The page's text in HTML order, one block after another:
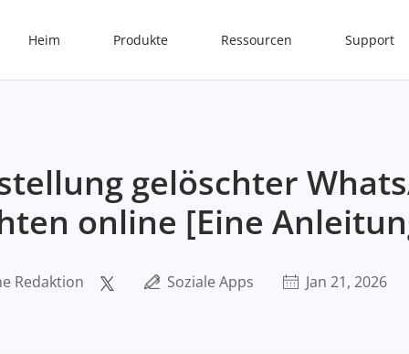
Heim Produkte Ressourcen Support
gelöschter
online [Eine
Redaktion Soziale Apps Jan 21, 2026